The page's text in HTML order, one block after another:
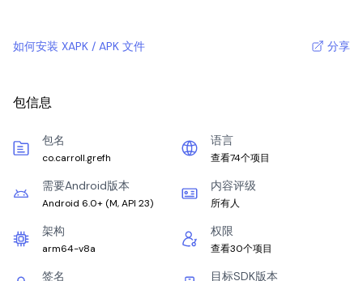
如何安装 XAPK / APK 文件 分享
包信息
包名
co.carroll.grefh
语言
查看74个项目
需要Android版本
Android 6.0+ (M, API 23)
内容评级
所有人
架构
arm64-v8a
权限
查看30个项目
签名 目标SDK版本